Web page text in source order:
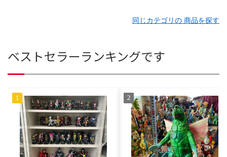
同じカテゴリの 商品を探す
ベストセラーランキングです